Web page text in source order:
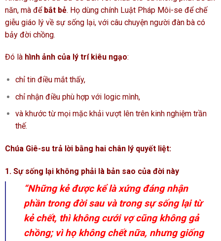
năn, mà để bắt bẻ. Họ dùng chính Luật Pháp Môi-se để chế
giễu giáo lý về sự sống lại, với câu chuyện người đàn bà có
bảy đời chồng.
Đó là hình ảnh của lý trí kiêu ngạo:
chỉ tin điều mắt thấy,
chỉ nhận điều phù hợp với logic mình,
và khước từ mọi mặc khải vượt lên trên kinh nghiệm trần
thế.
Chúa Giê-su trả lời bằng hai chân lý quyết liệt:
1. Sự sống lại không phải là bản sao của đời này
“Những kẻ được kể là xứng đáng nhận
phần trong đời sau và trong sự sống lại từ
kẻ chết, thì không cưới vợ cũng không gả
chồng; vì họ không chết nữa, nhưng giống